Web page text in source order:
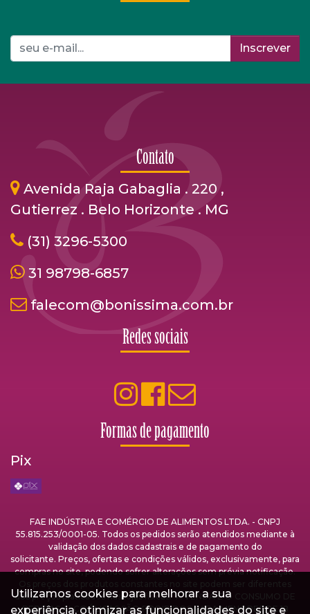
Inscrever
Contato
Avenida Raja Gabaglia . 220 ,
Gutierrez . Belo Horizonte . MG
(31) 3296-5300
31 98798-6857
falecom@bonissima.com.br
Redes sociais
Formas de pagamento
Pix
FAE INDÚSTRIA E COMÉRCIO DE ALIMENTOS LTDA. - CNPJ
55.815.253/0001-05. Todos os pedidos serão atendidos mediante à
validação dos dados cadastrais e de pagamento do
solicitante. Preços, ofertas e condições válidos, exclusivamente, para
compras no site, podendo sofrer alterações sem prévia notificação.
dos preços praticados nas lojas físicas. A VENDA E O CONSUMO DE
BEBIDAS ALCOÓLICAS SÃO PROIBIDOS PARA MENORES DE 18
Utilizamos cookies para melhorar a sua
experiência, otimizar as funcionalidades do site e